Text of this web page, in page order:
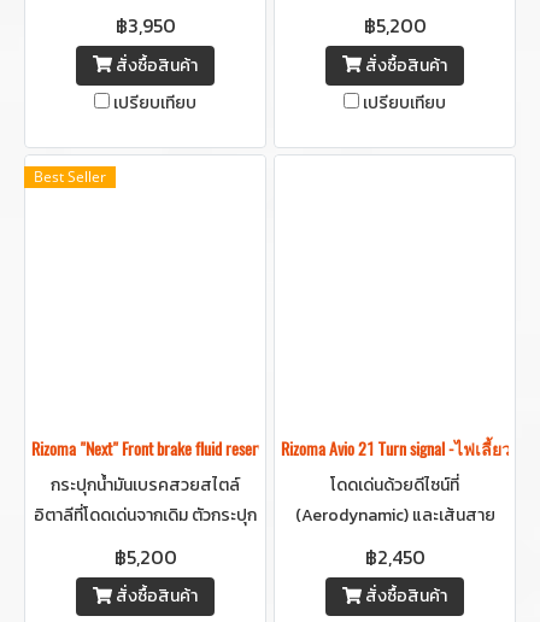
มอง ดีไซน์มินิมอลแต่ดูแพงมอง
เห็นน้ำมันข้างในด้วยการออกแบบ
ที่ใส่ใจทุกรายละเอียด
฿3,950
สั่งซื้อสินค้า
เปรียบเทียบ
ใส โชว์น้ำมันข้างใน สร้างมิติใหม่ให้
รถดูสวยและแตกต่างอย่างมีชั้น
เชิง
฿5,200
สั่งซื้อสินค้า
เปรียบเทียบ
Best Seller
Rizoma "Next" Front brake fluid reservoir -กระปุกน้ำมันเบรคริโซม่า (ใบใหญ่)
กระปุกน้ำมันเบรคสวยสไตล์
อิตาลีที่โดดเด่นจากเดิม ตัวกระปุก
ใส โชว์น้ำมันข้างใน สร้างมิติใหม่ให้
รถดูสวยและแตกต่างอย่างมีชั้น
เชิง
฿5,200
สั่งซื้อสินค้า
Rizoma Avio 21 Turn signal -ไฟเลี้ยวริ
โดดเด่นด้วยดีไซน์ที่
(Aerodynamic) และเส้นสาย
แบบโมเดิร์น ผสมผสานทั้งความ
สวยงามและประสิทธิภาพไว้อย่าง
ลงตัว
฿2,450
สั่งซื้อสินค้า